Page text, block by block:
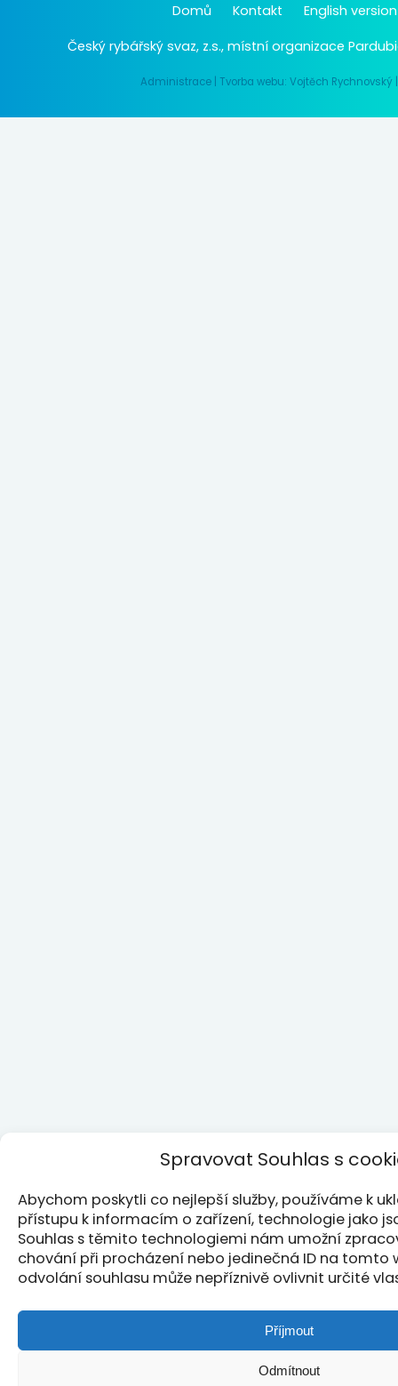
Spravovat Souhlas s
Abychom poskytli co nejlepší služby, používáme k
přístupu k informacím o zařízení, technologie jako
Souhlas s těmito technologiemi nám umožní
chování při procházení nebo jedinečná ID na tomto
odvolání souhlasu může nepříznivě ovlivnit určité
Příjmout
Odmítnout
Domů Kontakt
English version
Český rybářský svaz, z.s., místní organizace
Administrace Tvorba webu: Vojtěch